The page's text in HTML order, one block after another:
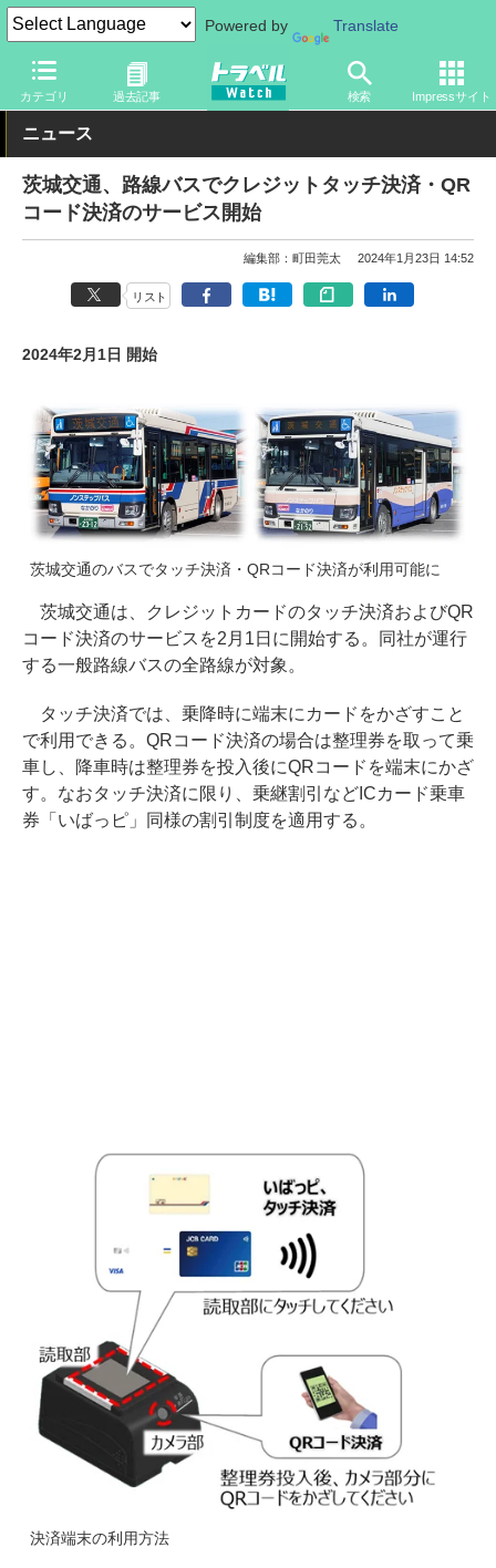
Powered by Translate
カテゴリ 過去記事 検索 Impressサイト
トラベル Watch 旅の方法 バス旅 路線バス
ニュース
茨城交通、路線バスでクレジットタッチ決済・QR
コード決済のサービス開始
編集部：町田莞太 2024年1月23日 14:52
リスト
2024年2月1日 開始
茨城交通のバスでタッチ決済・QRコード決済が利用可能に
茨城交通は、クレジットカードのタッチ決済およびQR
コード決済のサービスを2月1日に開始する。同社が運行
する一般路線バスの全路線が対象。
タッチ決済では、乗降時に端末にカードをかざすこと
で利用できる。QRコード決済の場合は整理券を取って乗
車し、降車時は整理券を投入後にQRコードを端末にかざ
す。なおタッチ決済に限り、乗継割引などICカード乗車
券「いばっピ」同様の割引制度を適用する。
決済端末の利用方法